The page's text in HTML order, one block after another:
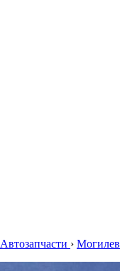
Автозапчасти › Могилев